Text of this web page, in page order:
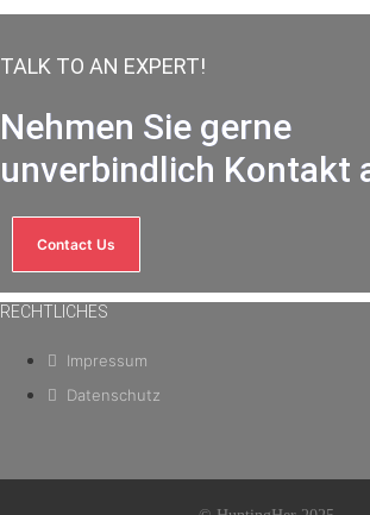
TALK TO AN EXPERT!
Nehmen Sie gerne
unverbindlich Kontakt
Contact Us
RECHTLICHES
Impressum
Datenschutz